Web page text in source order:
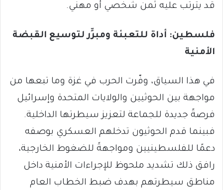
قد يترتب عليه ثمن شخصي أو مهني.
فلسطين: أداة للتعبئة ومبرِّر لتوسيع القبضة
الأمنية
في هذا السياق، وفّرت الحرب في غزة وما تبعها من
مواجهة بين الحوثيين والولايات المتحدة وإسرائيل
فرصةً جديدة للجماعة لتعزيز سيطرتها الداخلية.
فبينما قدم الحوثيون تدخلهم العسكري بوصفه
دعمًا للفلسطينيين ومواجهةً للضغوط الخارجية،
رافق ذلك تشديد ملحوظ للإجراءات الأمنية داخل
مناطق سيطرتهم بهدف ضبط الخطاب العام